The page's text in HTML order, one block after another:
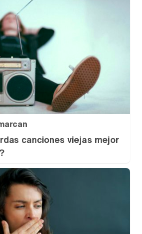
canciones viejas mejor